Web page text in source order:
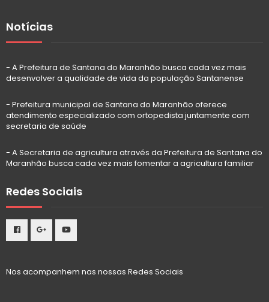
Notícias
- A Prefeitura de Santana do Maranhão busca cada vez mais
desenvolver a qualidade de vida da população Santanense
- Prefeitura municipal de Santana do Maranhão oferece
atendimento especializado com ortopedista juntamente com
secretaria de saúde
- A Secretaria de agricultura através da Prefeitura de Santana do
Maranhão busca cada vez mais fomentar a agricultura familiar
Redes Sociais
Nos acompanhem nas nossas Redes Sociais